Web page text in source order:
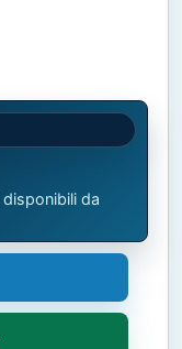
da